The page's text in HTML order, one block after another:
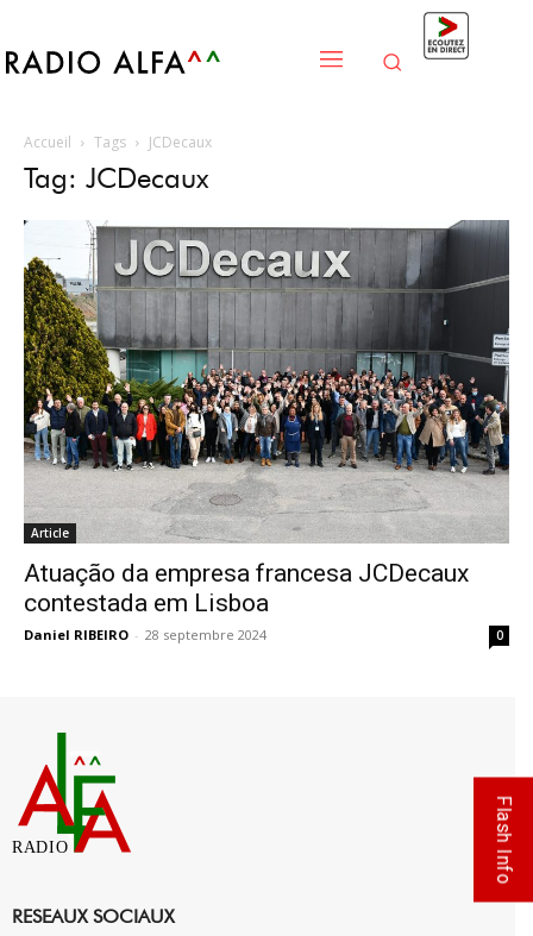
Accueil Tags JCDecaux
Tag: JCDecaux
Article
Atuação da empresa francesa JCDecaux
contestada em Lisboa
Daniel RIBEIRO - 28 septembre 2024 0
RADIO
RESEAUX SOCIAUX
Flash Info